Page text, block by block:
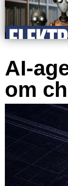
AI-
om